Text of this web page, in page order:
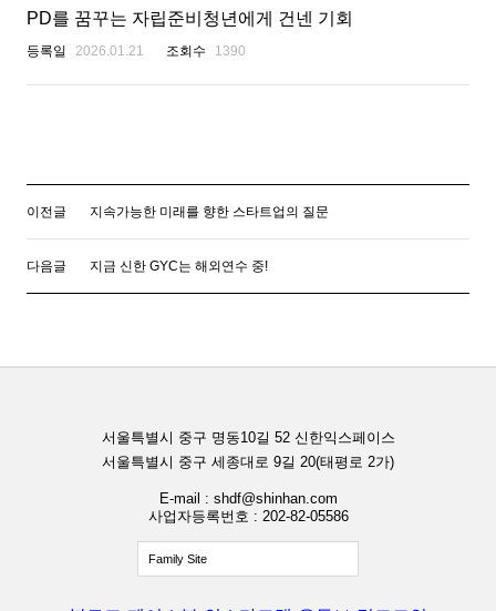
PD를 꿈꾸는 자립준비청년에게 건넨 기회
등록일 2026.01.21 조회수 1390
이전글 지속가능한 미래를 향한 스타트업의 질문
다음글 지금 신한 GYC는 해외연수 중!
서울특별시 중구 명동10길 52 신한익스페이스
서울특별시 중구 세종대로 9길 20(태평로 2가)
E-mail : shdf@shinhan.com
사업자등록번호 : 202-82-05586
Family Site